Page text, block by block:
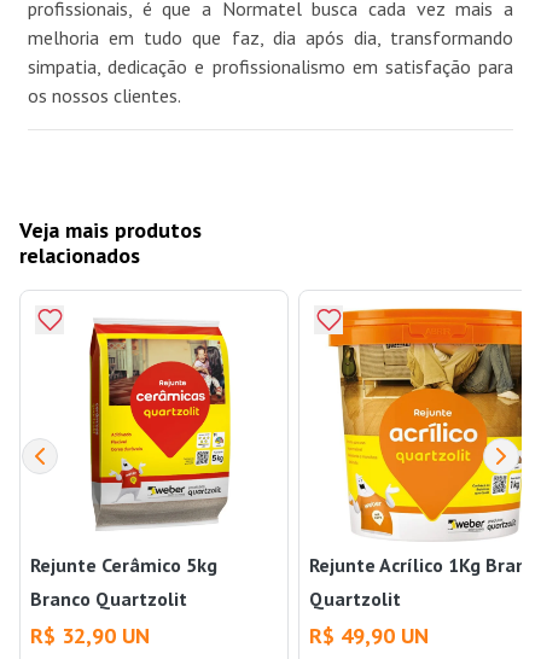
profissionais, é que a Normatel busca cada vez mais a
melhoria em tudo que faz, dia após dia, transformando
simpatia, dedicação e profissionalismo em satisfação para
os nossos clientes.
Veja mais produtos
relacionados
Rejunte Cerâmico 5kg
Branco Quartzolit
R$ 32,90 UN
Rejunte Acrílico 1Kg
Quartzolit
R$ 49,90 UN